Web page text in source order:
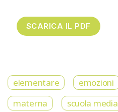
elementare emozioni
materna
scuola media